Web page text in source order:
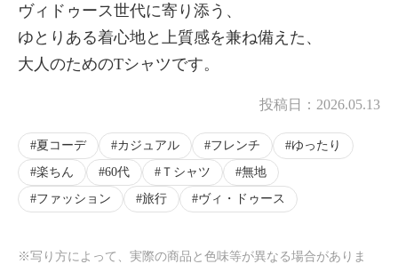
ヴィドゥース世代に寄り添う、
ゆとりある着心地と上質感を兼ね備えた、
大人のためのTシャツです。
投稿日： 2026.05.13
夏コーデ カジュアル フレンチ
ゆったり
楽ちん
60代 Ｔシャツ
無地
ファッション
旅行 ヴィ・ドゥース
※写り方によって、実際の商品と色味等が異なる場合がありま